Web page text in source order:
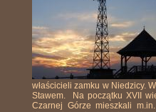
właścicieli zamku w Niedzicy.
Stawem.
Na początku XVII
Czarnej Górze mieszkali m.in.